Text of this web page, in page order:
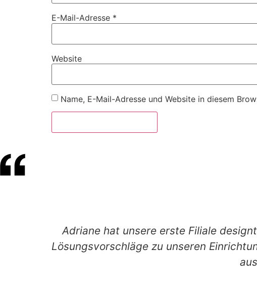
E-Mail-Adresse *
Website
Name, E-Mail-Adresse und Website in diesem
Adriane hat unsere erste Filiale
Lösungsvorschläge zu unseren